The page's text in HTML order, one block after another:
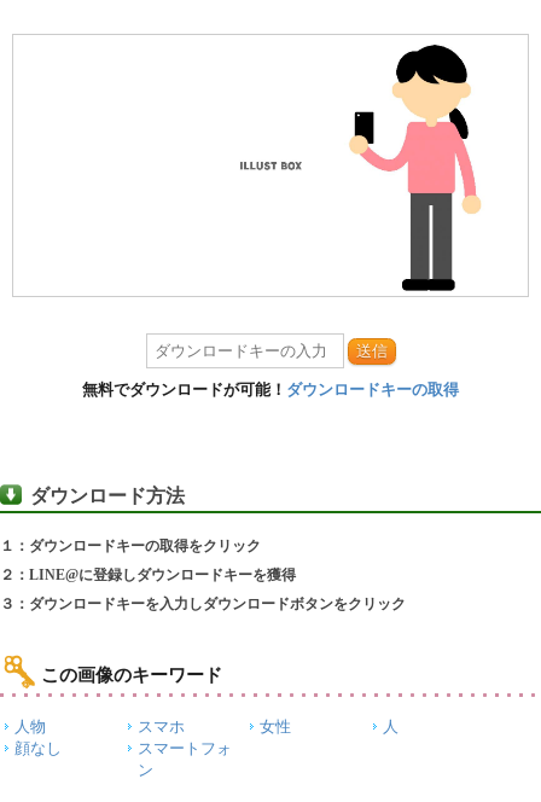
送信
無料でダウンロードが可能！ ダウンロードキーの取得
ダウンロード方法
１：ダウンロードキーの取得をクリック
２：LINE@に登録しダウンロードキーを獲得
３：ダウンロードキーを入力しダウンロードボタンをクリック
この画像のキーワード
人物 スマホ 女性
人
顔なし
スマートフォ
ン